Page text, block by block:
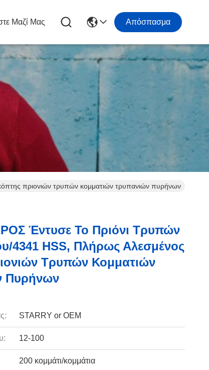
Μαζί Μας Απόσπασμα
πριονιών τρυπών κομματιών τρυπανιών πυρήνων
Έντυσε Το Πριόνι Τρυπών
4341 HSS, Πλήρως Αλεσμένος
Τρυπών Κομματιών
Πυρήνων
STARRY or OEM
12-100
200 κομμάτι/κομμάτια